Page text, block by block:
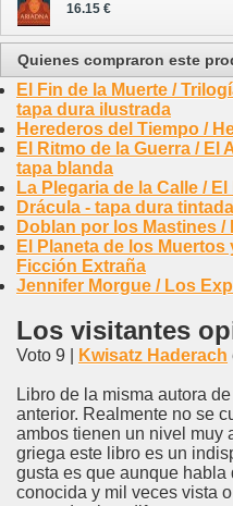
16.15 €
Quienes compraron este
El Fin de la Muerte /
tapa dura ilustrada
Herederos del Tiempo /
El Ritmo de la Guerra / El
tapa blanda
La Plegaria de la Calle /
Drácula - tapa dura
Doblan por los Mastines /
El Planeta de los
Ficción Extraña
Jennifer Morgue / Los
Los visitantes
Voto 9 | Kwisatz Haderach
Libro de la misma autora
anterior. Realmente no se
ambos tienen un nivel muy
griega este libro es un
gusta es que aunque
conocida y mil veces vista